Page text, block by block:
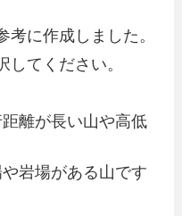
に作成しました。
してください。
離が長い山や高低
岩場がある山です